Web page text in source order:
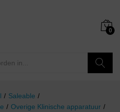
0
/ Saleable /
/ Overige Klinische apparatuur /